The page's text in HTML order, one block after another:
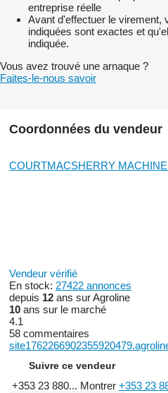
entreprise réelle
Avant d'effectuer le virement,
indiquées sont exactes et
indiquée.
Vous avez trouvé une arnaque ?
Faites-le-nous savoir
Coordonnées du vendeur
COURTMACSHERRY
Vendeur vérifié
En stock: 27422 annonces
depuis 12 ans sur Agroline
10 ans sur le marché
4.1
58 commentaires
Suivre ce vendeur
+353 23 880... Montrer +353 23